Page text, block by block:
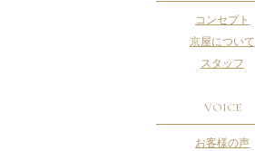
コンセプト
京屋について
スタッフ
VOICE
お客様の声